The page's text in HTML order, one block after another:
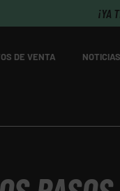
¡YA
DE VENTA NOTICIAS